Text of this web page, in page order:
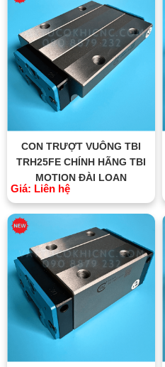
CON TRƯỢT VUÔNG TBI
TRH25FE CHÍNH HÃNG TBI
MOTION ĐÀI LOAN
Giá: Liên hệ